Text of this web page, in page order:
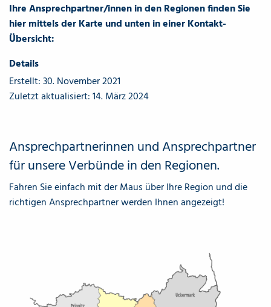
Ihre Ansprechpartner/innen in den Regionen finden Sie
hier mittels der Karte und unten in einer Kontakt-
Übersicht:
Details
Erstellt: 30. November 2021
Zuletzt aktualisiert: 14. März 2024
Ansprechpartnerinnen und Ansprechpartner
für unsere Verbünde in den Regionen.
Fahren Sie einfach mit der Maus über Ihre Region und die
richtigen Ansprechpartner werden Ihnen angezeigt!